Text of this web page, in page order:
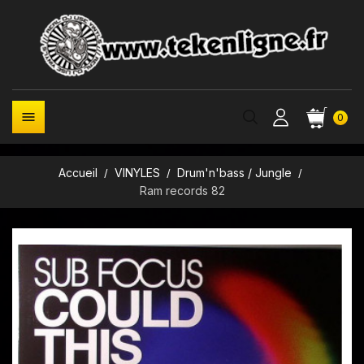
0

Accueil VINYLES
Drum'n'bass / Jungle
Ram records 82